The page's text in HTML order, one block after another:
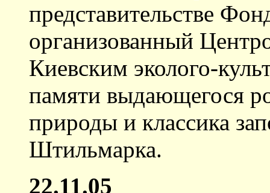
представительстве
организованный
Киевским эколого-
памяти выдающегося
природы и классика
Штильмарка.
22.11.05